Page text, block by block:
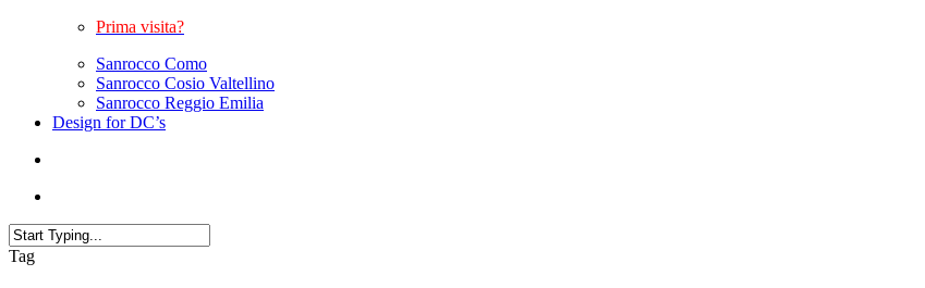
Prima visita?
Sanrocco Como
Sanrocco Cosio Valtellino
Sanrocco Reggio Emilia
Design for DC’s
Tag